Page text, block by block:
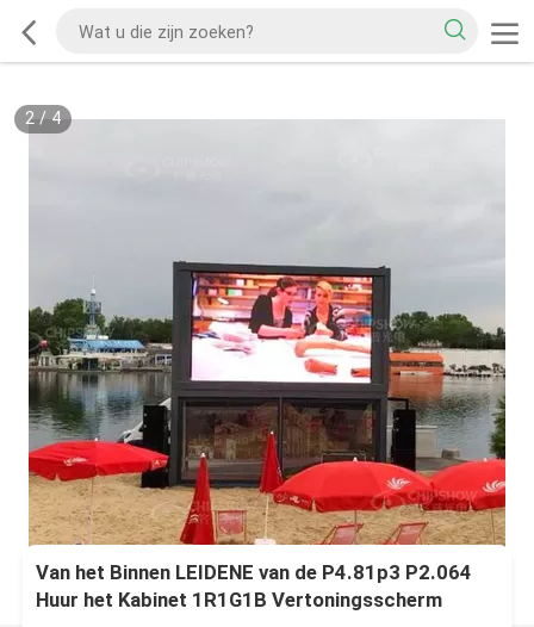
2/ 4
Van het Binnen LEIDENE van de P4.81p3 P2.064
Huur het Kabinet 1R1G1B Vertoningsscherm